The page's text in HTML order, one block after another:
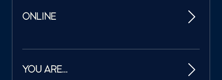
ONLINE
YOU ARE…